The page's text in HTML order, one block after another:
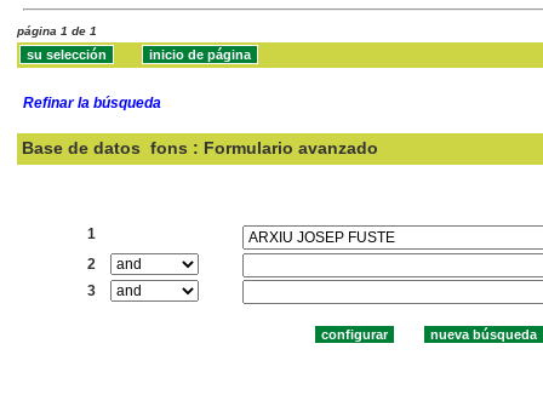
página 1 de 1
Refinar la búsqueda
Base de datos fons : Formulario avanzado
1
2
3